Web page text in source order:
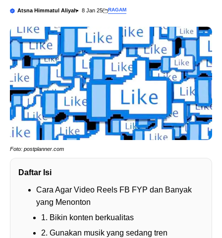
Atsna Himmatul Aliyah 8 Jan 25 RAGAM
Foto: postplanner.com
Daftar Isi
Cara Agar Video Reels FB FYP dan Banyak
yang Menonton
1. Bikin konten berkualitas
2. Gunakan musik yang sedang tren